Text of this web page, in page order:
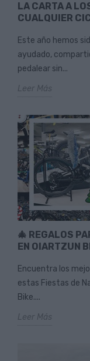
LA CARTA A
CUALQUIER
Este año hemos
ayudado,
pedalear sin...
Leer Más
🎄 REGALOS
EN OIARTZUN
Encuentra los
estas Fiestas de
Bike....
Leer Más